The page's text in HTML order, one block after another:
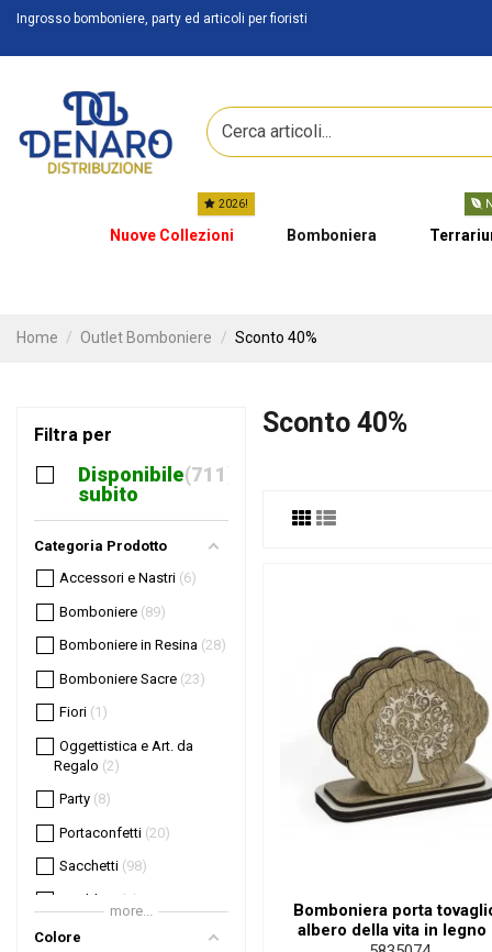
Ingrosso bomboniere, party ed articoli per fioristi
Nuove Collezioni
2026!
Bomboniera
Home Outlet Bomboniere Sconto 40%
Sconto 40%
Bomboniera porta
albero della vita in legno
Filtra per
Disponibile
subito
711
Categoria Prodotto
Accessori e Nastri 6
Bomboniere 89
Bomboniere in Resina 28
Bomboniere Sacre 23
Fiori 1
Oggettistica e Art. da
Regalo 2
Party 8
Portaconfetti 20
Sacchetti 98
Wedding
more...
Colore